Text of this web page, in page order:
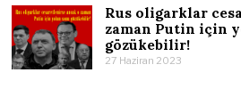
Rus oligarklar
zaman Putin için
gözükebilir!
27 Haziran 2023